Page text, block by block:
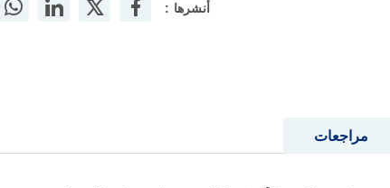
أنشرها :
مراجعات